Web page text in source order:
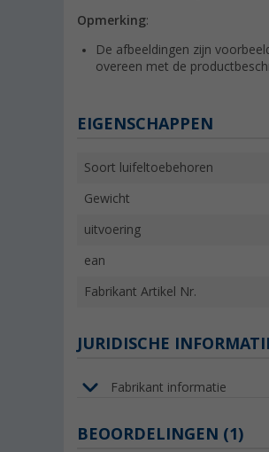
Opmerking:
De afbeeldingen zijn
overeen met de
EIGENSCHAPPEN
Soort luifeltoebehoren
Gewicht
uitvoering
ean
Fabrikant Artikel Nr.
JURIDISCHE
Fabrikant informatie
BEOORDELINGEN (1)